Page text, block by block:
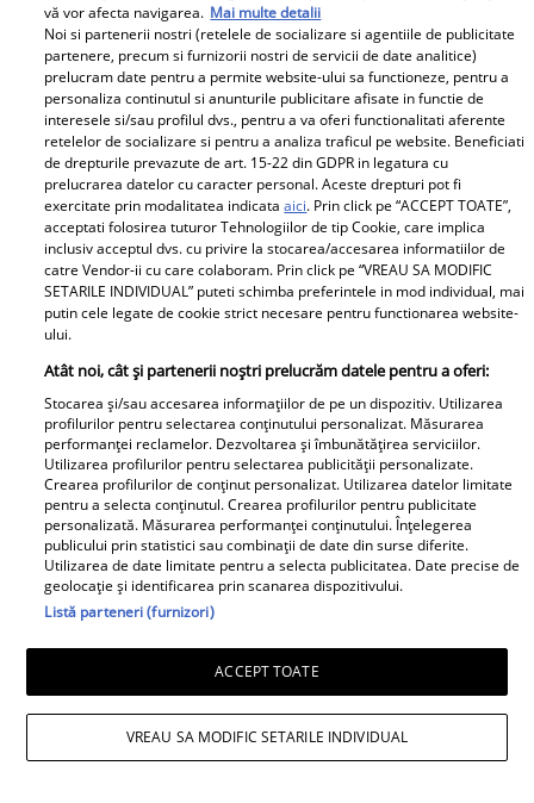
Noi dezvăluiri despre relația
actuală dintre Andreea Popescu
și Dan Alexa. Relația ei
extraconjugală cu antrenorul a
dus la divorțul de Rareș Cojoc,
însă nimeni nu se aștepta la ce
se întâmplă în prezent
Este în culmea fericirii! Vedeta a
devenit mamă pentru a doua
oară și a dezvăluit prima
vieții mele” Foto
A1.ro
Poftiți pe la noi: Poftiți la
întrecere. Mirela Vaida și
Adriana Trandafir, în centrul
atenției după provocarea lui Nea
Mărin
vă vor afecta navigarea. Mai multe detalii
Noi si partenerii nostri (retelele de socializare si agentiile de publicitate
partenere, precum si furnizorii nostri de servicii de date analitice)
prelucram date pentru a permite website-ului sa functioneze, pentru a
personaliza continutul si anunturile publicitare afisate in functie de
interesele si/sau profilul dvs., pentru a va oferi functionalitati aferente
retelelor de socializare si pentru a analiza traficul pe website. Beneficiati
de drepturile prevazute de art. 15-22 din GDPR in legatura cu
prelucrarea datelor cu caracter personal. Aceste drepturi pot fi
exercitate prin modalitatea indicataaici. Prin click pe “ACCEPT TOATE”,
acceptati folosirea tuturor Tehnologiilor de tip Cookie, care implica
inclusiv acceptul dvs. cu privire la stocarea/accesarea informatiilor de
catre Vendor-ii cu care colaboram. Prin click pe “VREAU SA MODIFIC
SETARILE INDIVIDUAL” puteti schimba preferintele in mod individual, mai
putin cele legate de cookie strict necesare pentru functionarea website-
ului.
Atât noi, cât și partenerii noștri prelucrăm datele pentru a oferi:
Stocarea și/sau accesarea informațiilor de pe un dispozitiv. Utilizarea
profilurilor pentru selectarea conținutului personalizat. Măsurarea
performanței reclamelor. Dezvoltarea și îmbunătățirea serviciilor.
Utilizarea profilurilor pentru selectarea publicității personalizate.
Crearea profilurilor de conținut personalizat. Utilizarea datelor limitate
pentru a selecta conținutul. Crearea profilurilor pentru publicitate
personalizată. Măsurarea performanței conținutului. Înțelegerea
publicului prin statistici sau combinații de date din surse diferite.
Utilizarea de date limitate pentru a selecta publicitatea. Date precise de
geolocație și identificarea prin scanarea dispozitivului.
Listă parteneri (furnizori)
ACCEPT TOATE
VREAU SA MODIFIC SETARILE INDIVIDUAL